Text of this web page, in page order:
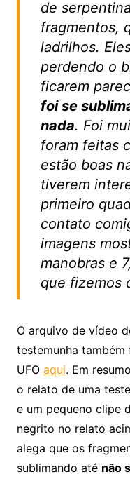
de
fragmentos,
ladrilhos.
perdendo o
ficarem
foi se
nada. Foi
foram feitas
estão boas
tiverem
primeiro
contato
imagens
manobras e
que fizemos
O arquivo de vídeo
testemunha
UFO aqui. Em
o relato de uma
e um pequeno clipe
negrito no relato
alega que os
sublimando até não